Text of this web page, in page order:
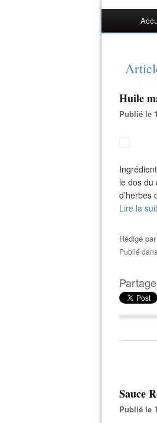
Huile
Publié le
le dos du
d’herbes
Lire la
Rédigé par
Publié dans
Sauce
Publié le